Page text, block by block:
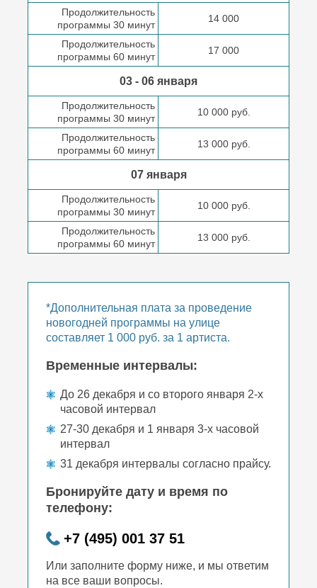
Продолжительность
программы 30 минут
14 000
Продолжительность
программы 60 минут
17 000
03 - 06 января
Продолжительность
программы 30 минут
10 000 руб.
Продолжительность
программы 60 минут
13 000 руб.
07 января
Продолжительность
программы 30 минут
10 000 руб.
Продолжительность
программы 60 минут
13 000 руб.
*Дополнительная плата за проведение
новогодней программы на улице
составляет 1 000 руб. за 1 артиста.
Временные интервалы:
До 26 декабря и со второго января 2-х
часовой интервал
27-30 декабря и 1 января 3-х часовой
интервал
31 декабря интервалы согласно прайсу.
Бронируйте дату и время по
телефону:
+7 (495) 001 37 51
Или заполните форму ниже, и мы ответим
на все ваши вопросы.